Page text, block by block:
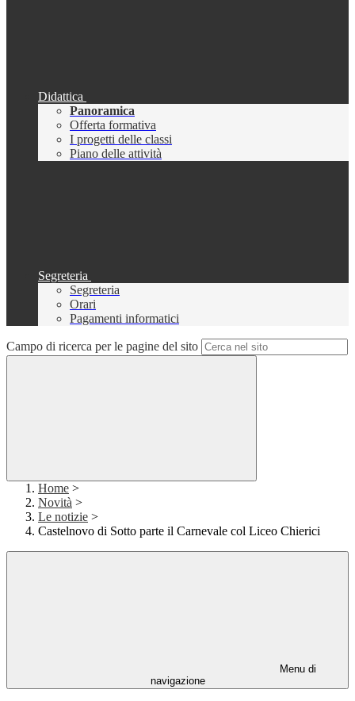
Didattica
Panoramica
Offerta formativa
I progetti delle classi
Piano delle attività
Segreteria
Segreteria
Orari
Pagamenti informatici
Campo di ricerca per le pagine del sito
Home >
Novità >
Le notizie >
Castelnovo di Sotto parte il Carnevale col Liceo Chierici
Menu di
navigazione